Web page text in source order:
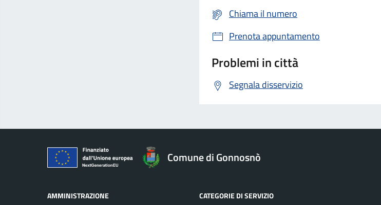
Chiama il numero
Prenota appuntamento
Problemi in città
Segnala disservizio
Comune di Gonnosnò
AMMINISTRAZIONE CATEGORIE DI SERVIZIO